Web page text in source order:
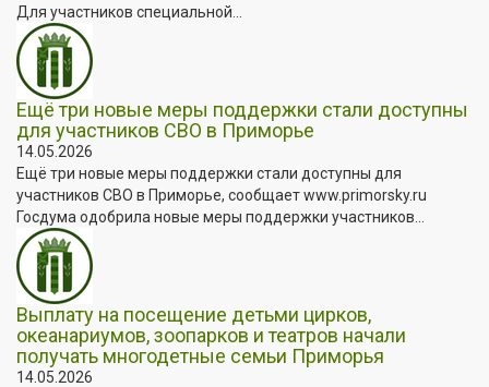
Для участников специальной...
Ещё три новые меры поддержки стали доступны
для участников СВО в Приморье
14.05.2026
Ещё три новые меры поддержки стали доступны для
участников СВО в Приморье, сообщает www.primorsky.ru
Госдума одобрила новые меры поддержки участников...
Выплату на посещение детьми цирков,
океанариумов, зоопарков и театров начали
получать многодетные семьи Приморья
14.05.2026